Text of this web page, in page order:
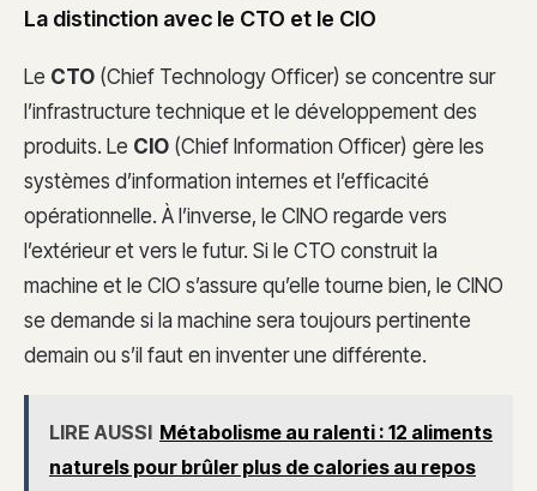
La distinction avec le CTO et le CIO
Le CTO (Chief Technology Officer) se concentre sur
l’infrastructure technique et le développement des
produits. Le CIO (Chief Information Officer) gère les
systèmes d’information internes et l’efficacité
opérationnelle. À l’inverse, le CINO regarde vers
l’extérieur et vers le futur. Si le CTO construit la
machine et le CIO s’assure qu’elle tourne bien, le CINO
se demande si la machine sera toujours pertinente
demain ou s’il faut en inventer une différente.
LIRE AUSSI Métabolisme au ralenti : 12 aliments
naturels pour brûler plus de calories au repos